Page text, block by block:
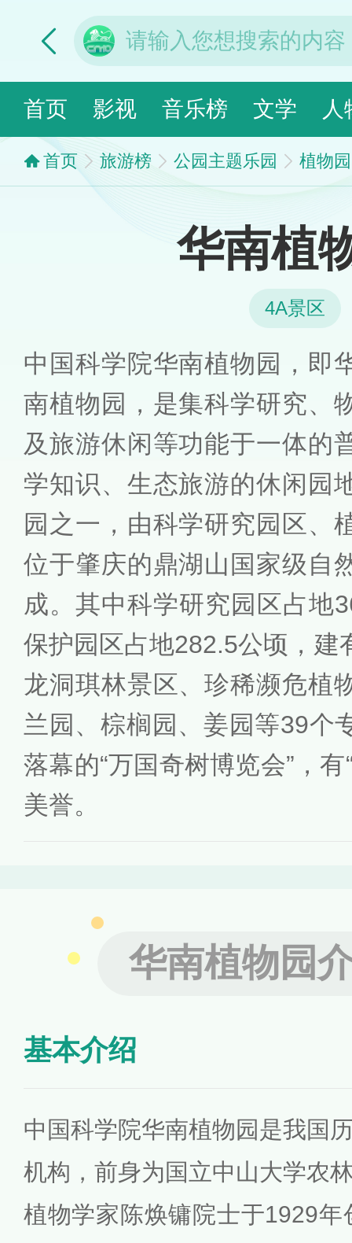
首页 影视 音乐榜 文学 人
首页 旅游榜 公园主题乐园 植物园
华南植
4A景区
中国科学院华南植物园，即
南植物园，是集科学研究、
及旅游休闲等功能于一体的
学知识、生态旅游的休闲园
园之一，由科学研究园区、
位于肇庆的鼎湖山国家级自
成。其中科学研究园区占地
保护园区占地282.5公顷，建
龙洞琪林景区、珍稀濒危植
兰园、棕榈园、姜园等39个
落幕的“万国奇树博览会”，
美誉。
华南植物园
基本介绍
中国科学院华南植物园是我国
机构，前身为国立中山大学农
植物学家陈焕镛院士于1929